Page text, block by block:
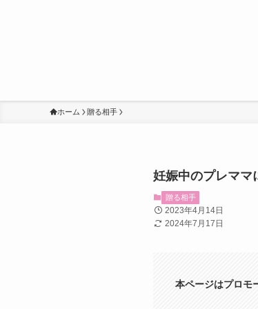
ホーム 贈る相手
妊娠中のプレママ
贈る相手
2023年4月14日
2024年7月17日
本ページはプロモ